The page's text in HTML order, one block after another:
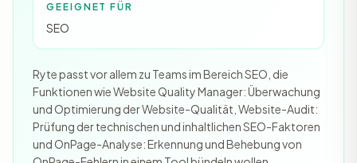
GEEIGNET FÜR
SEO
Ryte passt vor allem zu Teams im Bereich SEO, die
Funktionen wie Website Quality Manager: Überwachung
und Optimierung der Website-Qualität, Website-Audit:
Prüfung der technischen und inhaltlichen SEO-Faktoren
und OnPage-Analyse: Erkennung und Behebung von